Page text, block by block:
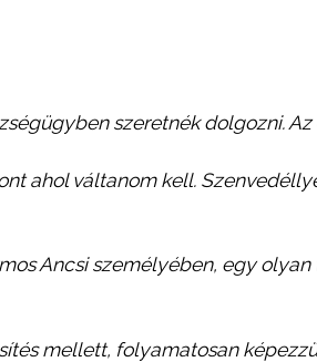
szeretnék dolgozni. Az
ahol váltanom kell.
Ancsi személyében, egy
mellett, folyamatosan